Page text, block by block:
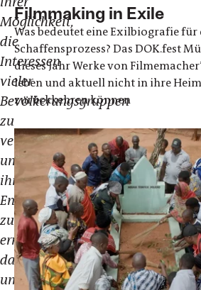
Möglichkeit,
die
Interessen
vieler
Bevölkerungsgruppen
zu
vertreten
und
ihre
Entfaltung
zu
ermöglichen,
das
umfasst
Filmmaking in Exile
Was bedeutet eine Exilbiografie
Schaffensprozess? Das DOK.fest
dieses Jahr Werke von
leben und aktuell nicht in ihre
zurückkehren können